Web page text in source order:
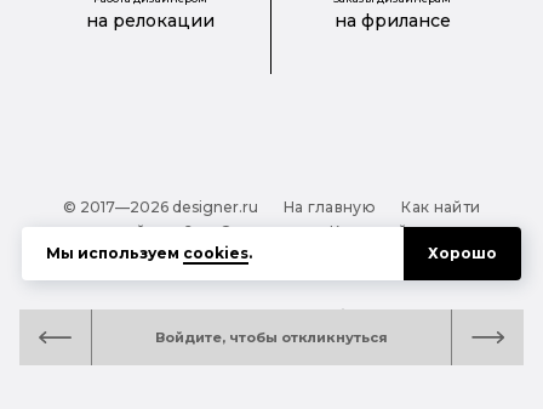
Войдите, чтобы откликнуться
на релокации на фрилансе
© 2017—2026 designer.ru На главную
Как найти
дизайнера?
О проекте
Карта сайта
Обработка персональных данных
Файлы cookie
руководство для тех, кто заказывает дизайн
Мы используем cookies. Хорошо